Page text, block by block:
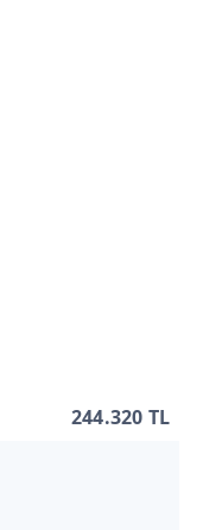
244.320 TL